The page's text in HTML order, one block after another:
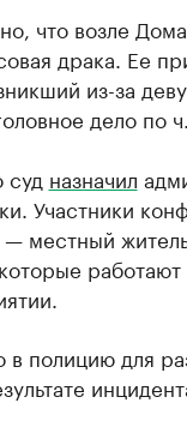
что возле
драка. Ее
из-за
дело по
суд назначил
Участники
местный
работают
полицию для